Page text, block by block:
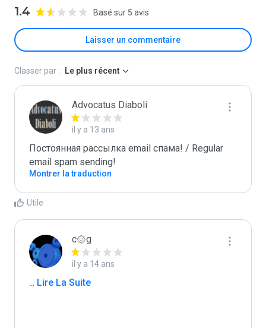
1.4 Basé sur 5 avis
Laisser un commentaire
Classer par : Le plus récent
Advocatus Diaboli
il y a 13 ans
Постоянная рассылка email спама! / Regular
email spam sending!
Montrer la traduction
Utile
c۞g
il y a 14 ans
... Lire La Suite